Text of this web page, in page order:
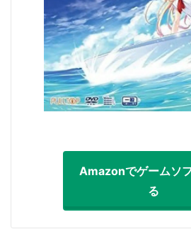
Amazonでゲームソ
る